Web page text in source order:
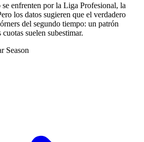
enfrenten por la Liga Profesional, la
los datos sugieren que el verdadero
del segundo tiempo: un patrón
suelen subestimar.
Season